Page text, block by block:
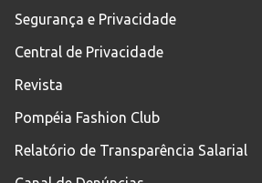
Segurança e Privacidade
Central de Privacidade
Revista
Pompéia Fashion Club
Relatório de Transparência Salarial